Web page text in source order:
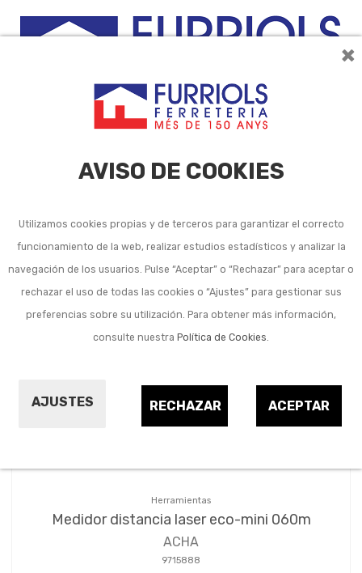
×
AVISO DE COOKIES
Utilizamos cookies propias y de terceros para garantizar el correcto
funcionamiento de la web, realizar estudios estadísticos y analizar la
navegación de los usuarios. Pulse “Aceptar” o “Rechazar” para aceptar o
rechazar el uso de todas las cookies o “Ajustes” para gestionar sus
preferencias sobre su utilización. Para obtener más información,
consulte nuestra Política de Cookies.
AJUSTES ACEPTAR
RECHAZAR
Medidores ultrasonido y
láser
Herramientas
Medidor distancia laser eco-mini 060m
ACHA
9715888